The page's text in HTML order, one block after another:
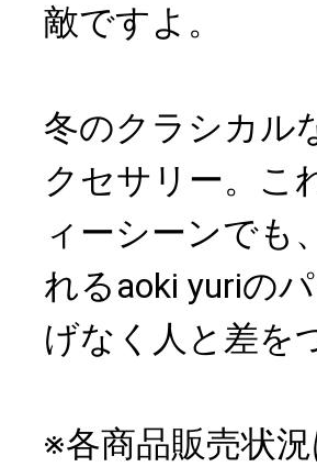
敵ですよ。
冬のクラシカル
クセサリー。こ
ィーシーンでも
れるaoki yuriの
げなく人と差を
※各商品販売状